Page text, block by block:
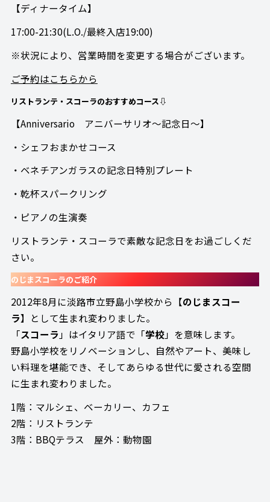
【ディナータイム】
17:00-21:30(L.O./最終入店19:00)
※状況により、営業時間を変更する場合がございます。
ご予約はこちらから
リストランテ・スコーラのおすすめコース⇩
【Anniversario アニバーサリオ～記念日～】
・シェフおまかせコース
・ベネチアンガラスの記念日特別プレート
・乾杯スパークリング
・ピアノの生演奏
リストランテ・スコーラで素敵な記念日をお過ごしくだ
さい。
のじまスコーラのご紹介
2012年8月に淡路市立野島小学校から【のじまスコー
ラ】として生まれ変わりました。
「スコーラ 」はイタリア語で「学校」を意味します。
野島小学校をリノベーションし、自然やアート、美味し
い料理を堪能でき、そしてあらゆる世代に愛される空間
に生まれ変わりました。
1階：マルシェ、ベーカリー、カフェ
2階：リストランテ
3階：BBQテラス 屋外：動物園